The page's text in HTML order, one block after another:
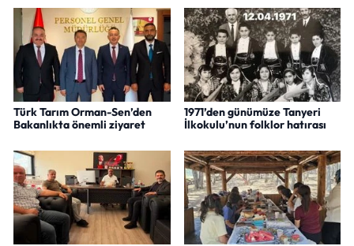
Türk Tarım Orman-Sen’den
Bakanlıkta önemli ziyaret
1971’den günümüze Tanyeri
İlkokulu’nun folklor hatırası